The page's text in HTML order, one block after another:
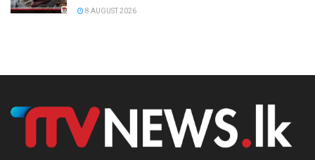
8 AUGUST 2026